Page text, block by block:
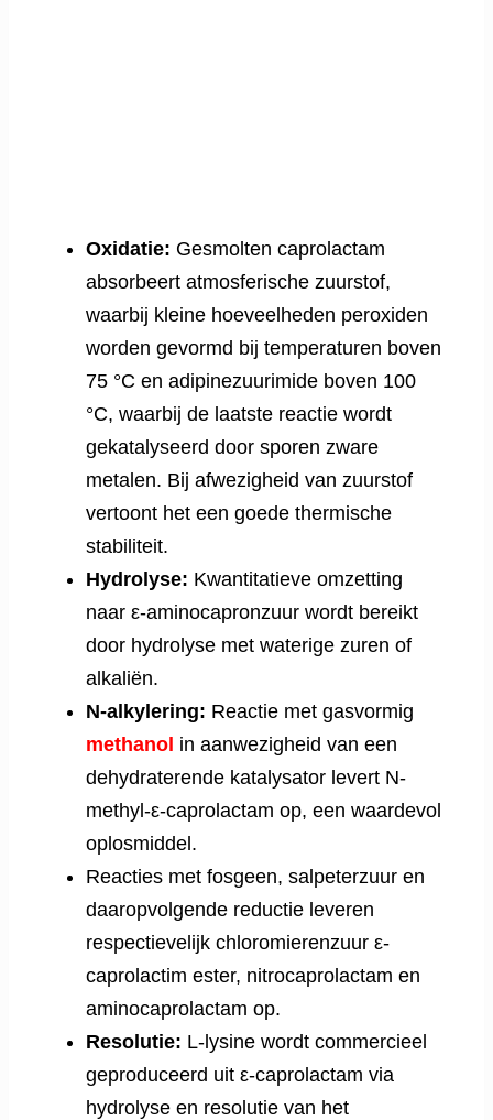
Oxidatie: Gesmolten caprolactam
absorbeert atmosferische zuurstof,
waarbij kleine hoeveelheden peroxiden
worden gevormd bij temperaturen boven
75 °C en adipinezuurimide boven 100
°C, waarbij de laatste reactie wordt
gekatalyseerd door sporen zware
metalen. Bij afwezigheid van zuurstof
vertoont het een goede thermische
stabiliteit.
Hydrolyse: Kwantitatieve omzetting
naar ε-aminocapronzuur wordt bereikt
door hydrolyse met waterige zuren of
alkaliën.
N-alkylering: Reactie met gasvormig
methanol in aanwezigheid van een
dehydraterende katalysator levert N-
methyl-ε-caprolactam op, een waardevol
oplosmiddel.
Reacties met fosgeen, salpeterzuur en
daaropvolgende reductie leveren
respectievelijk chloromierenzuur ε-
caprolactim ester, nitrocaprolactam en
aminocaprolactam op.
Resolutie: L-lysine wordt commercieel
geproduceerd uit ε-caprolactam via
hydrolyse en resolutie van het